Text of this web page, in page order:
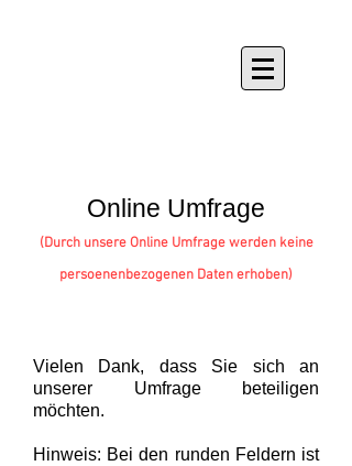
Online Umfrage
(Durch unsere Online Umfrage werden keine
persoenenbezogenen Daten erhoben)
​Vielen Dank, dass Sie sich an
unserer Umfrage beteiligen
möchten.
Hinweis: Bei den runden Feldern ist